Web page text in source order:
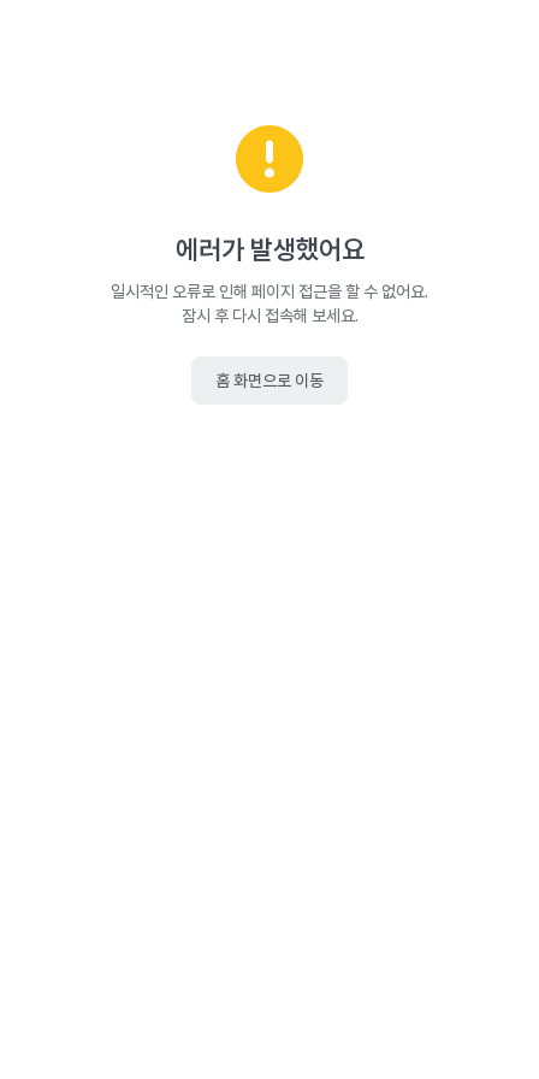
에러가 발생했어요
일시적인 오류로 인해 페이지 접근을 할 수 없어요.
잠시 후 다시 접속해 보세요.
홈 화면으로 이동